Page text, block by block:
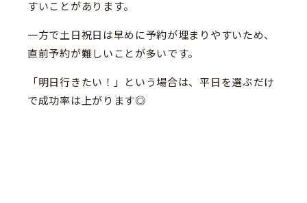
すいことがあります。
一方で土日祝日は早めに予約が埋まりやすいため、
直前予約が難しいことが多いです。
「明日行きたい！」という場合は、平日を選ぶだけ
で成功率は上がります◎